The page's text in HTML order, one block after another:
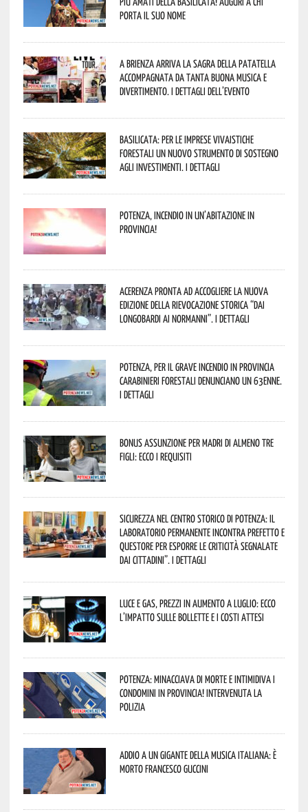
porta il suo nome
A Brienza arriva la Sagra della Patatella
accompagnata da tanta buona musica e
divertimento. I dettagli dell’evento
Basilicata: per le imprese vivaistiche
forestali un nuovo strumento di sostegno
agli investimenti. I dettagli
Potenza, incendio in un’abitazione in
provincia!
Acerenza pronta ad accogliere la nuova
edizione della rievocazione storica “Dai
Longobardi ai Normanni”. I dettagli
Potenza, per il grave incendio in Provincia
Carabinieri forestali denunciano un 63enne.
I dettagli
Bonus assunzione per madri di almeno tre
figli: ecco i requisiti
Sicurezza nel Centro Storico di Potenza: il
Laboratorio Permanente incontra Prefetto e
Questore per esporre le criticità segnalate
dai cittadini”. I dettagli
Luce e gas, prezzi in aumento a luglio: ecco
l’impatto sulle bollette e i costi attesi
Potenza: minacciava di morte e intimidiva i
condomini in provincia! Intervenuta la
Polizia
Addio a un gigante della musica italiana: è
morto Francesco Guccini